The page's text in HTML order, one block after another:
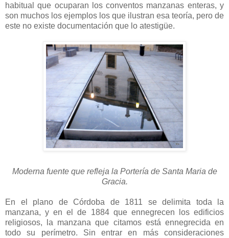
habitual que ocuparan los conventos manzanas enteras, y
son muchos los ejemplos los que ilustran esa teoría, pero de
este no existe documentación que lo atestigüe.
Moderna fuente que refleja la Portería de Santa Maria de
Gracia.
En el plano de Córdoba de 1811 se delimita toda la
manzana, y en el de 1884 que ennegrecen los edificios
religiosos, la manzana que citamos está ennegrecida en
todo su perímetro. Sin entrar en más consideraciones